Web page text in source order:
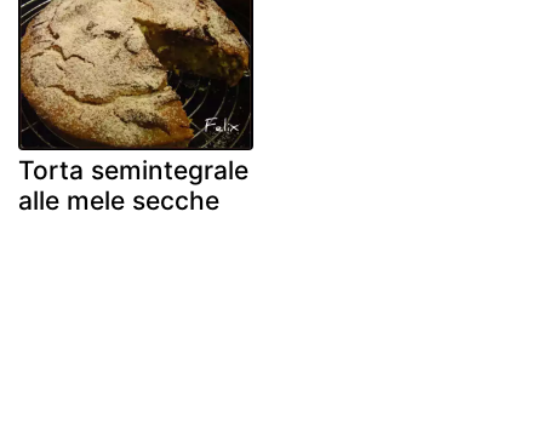
Torta semintegrale
alle mele secche